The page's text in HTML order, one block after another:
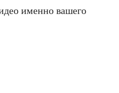
именно вашего